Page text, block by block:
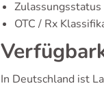
OTC / Rx
In Deutschland ist